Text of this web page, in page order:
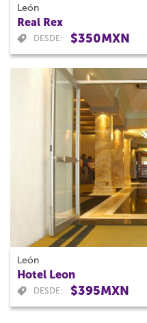
León
Real Rex
DESDE: $350MXN
León
Hotel Leon
DESDE: $395MXN